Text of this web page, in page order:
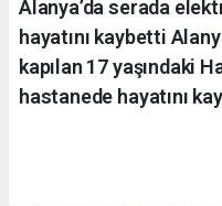
Alanya’da serada
hayatını kaybetti
kapılan 17 yaşındaki
hastanede hayatını